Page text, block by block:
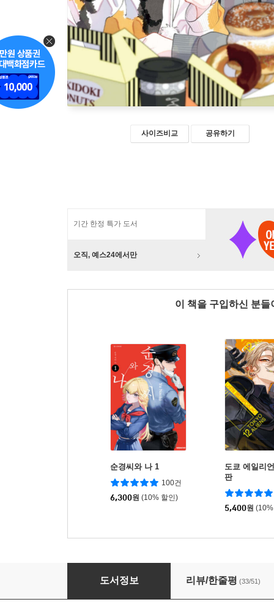
사이즈비교 공유하기
기간 한정 특가 도서
오직, 예스24에서만
이 책을 구입하신 분
순경씨와 나 1
100건
6,300원 (10% 할인)
도쿄 에일리
판
5,400원
타몬 군 지금 어느 쪽?! 12
도서정보 리뷰/한줄평 (33/51)